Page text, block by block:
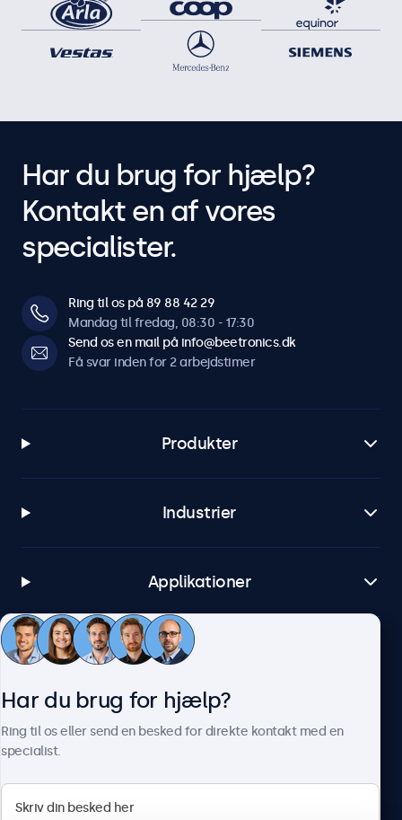
Har du brug for hjælp?
Kontakt en af vores
specialister.
Ring til os på 89 88 42 29
Mandag til fredag, 08:30 - 17:30
Send os en mail på info@beetronics.dk
Få svar inden for 2 arbejdstimer
Produkter
Industrier
Applikationer
Kundeservice
Har du brug for hjælp?
Ring til os eller send en besked for direkte kontakt med en
specialist.